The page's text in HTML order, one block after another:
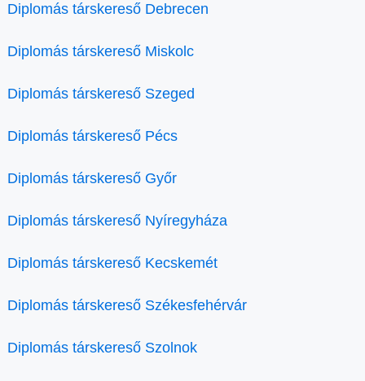
Diplomás társkereső Debrecen
Diplomás társkereső Miskolc
Diplomás társkereső Szeged
Diplomás társkereső Pécs
Diplomás társkereső Győr
Diplomás társkereső Nyíregyháza
Diplomás társkereső Kecskemét
Diplomás társkereső Székesfehérvár
Diplomás társkereső Szolnok